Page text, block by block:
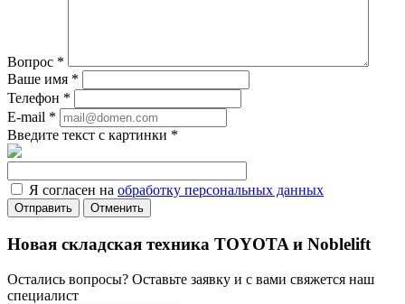
Вопрос *
Ваше имя *
Телефон *
E-mail *
Введите текст с картинки *
Я согласен на обработку персональных данных
Отменить
Новая складская техника TOYOTA и Noblelift
Остались вопросы? Оставьте заявку и с вами свяжется наш
специалист